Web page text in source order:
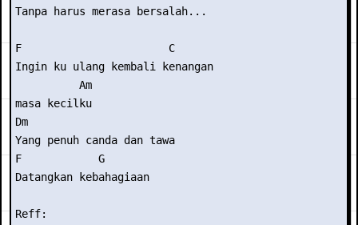
Tanpa harus merasa bersalah...
F                       C
Ingin ku ulang kembali kenangan
          Am
masa kecilku
Dm
Yang penuh canda dan tawa
F            G
Datangkan kebahagiaan
Reff: